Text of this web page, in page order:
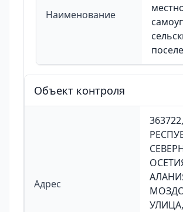
Наименование
Объект контроля
Адрес
363722,
УЛИЦА,